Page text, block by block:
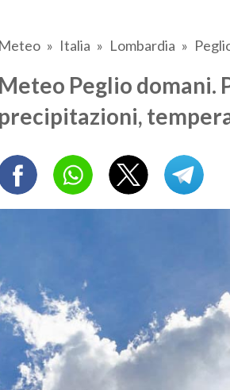
Meteo Italia Lombardia
Meteo Peglio domani.
precipitazioni,